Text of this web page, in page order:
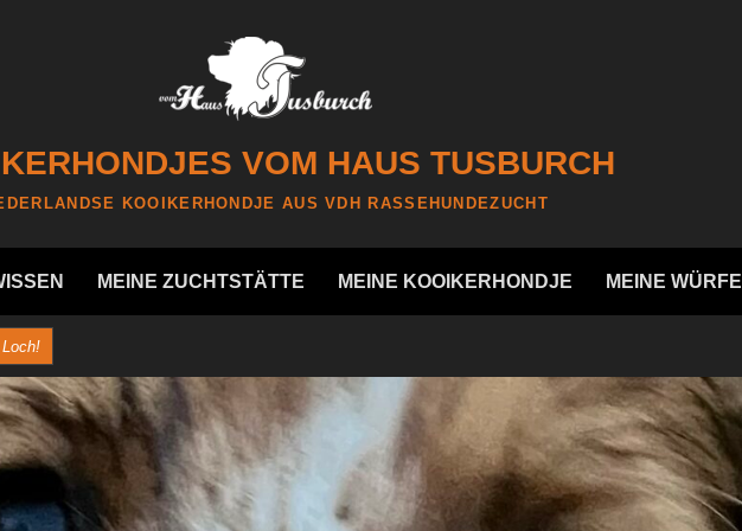
VOM HAUS TUSBURCH
KOOIKERHONDJE AUS VDH RASSEHUNDEZUCHT
MEINE ZUCHTSTÄTTE MEINE KOOIKERHONDJE MEINE WÜRFE